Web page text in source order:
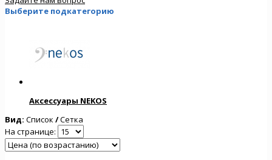
Выберите подкатегорию
Аксессуары NEKOS
Вид: Список /Сетка
На странице: